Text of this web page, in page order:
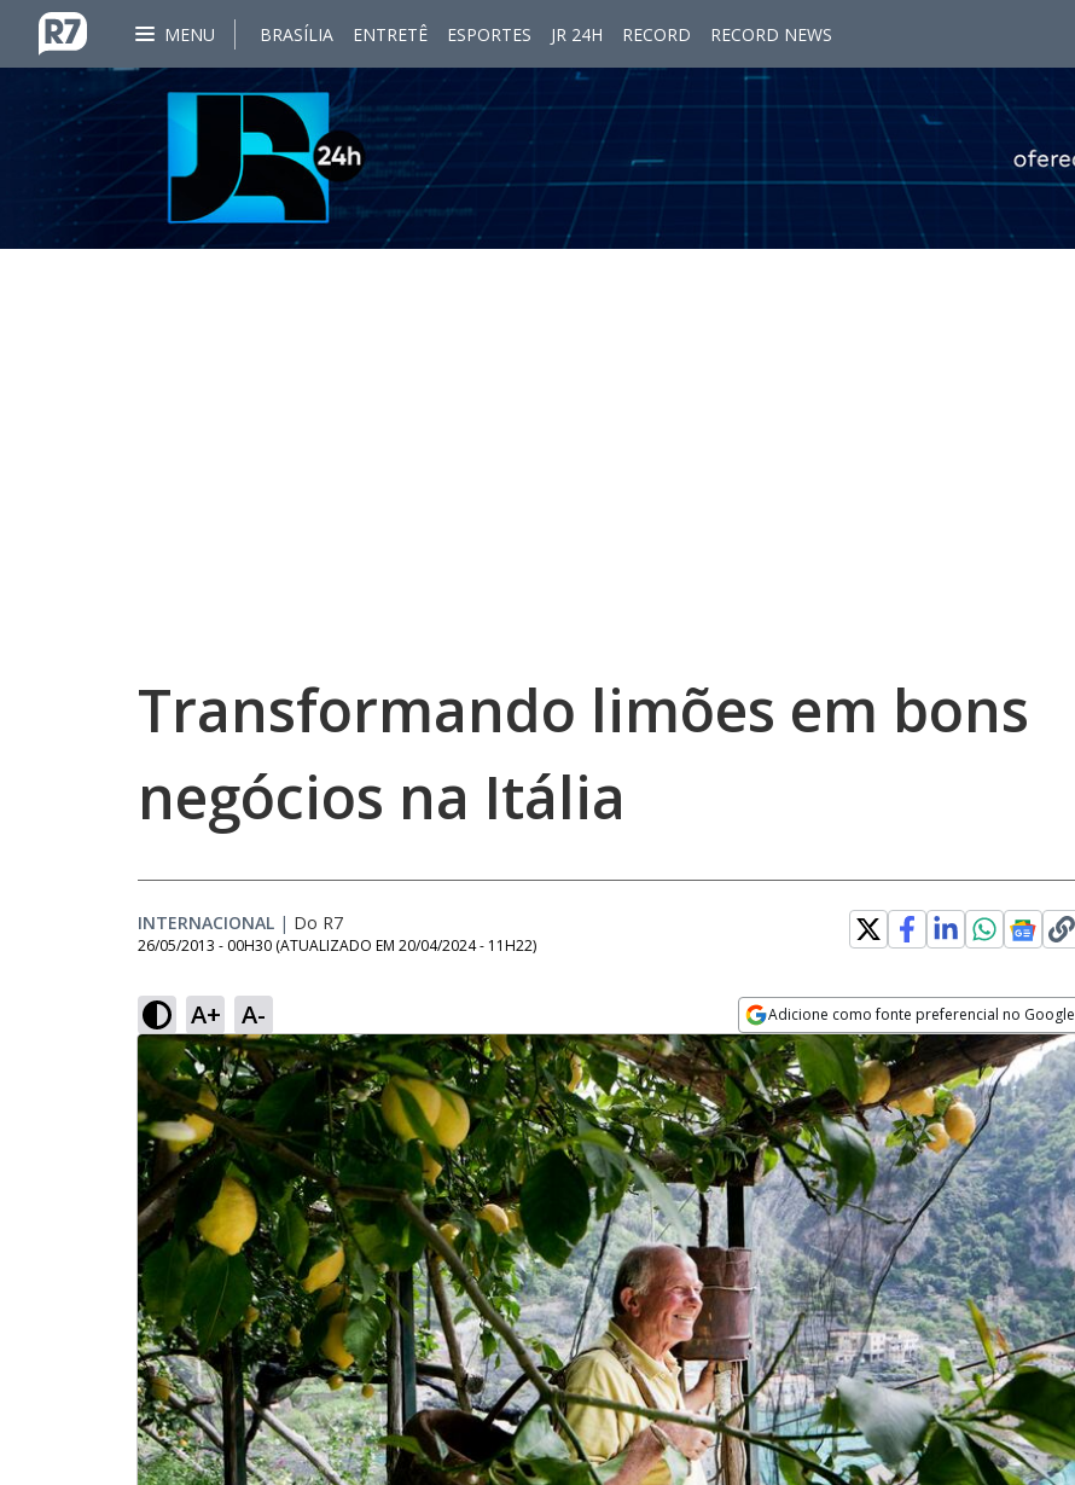
MENU BRASÍLIA ENTRETÊ ESPORTES JR 24H RECORD RECORD NEWS
Transformando limões em bons
negócios na Itália
INTERNACIONAL | Do R7
26/05/2013 - 00H30 (ATUALIZADO EM 20/04/2024 - 11H22)
A+ A- Adicione como fonte preferencial no Google
Opens in new window